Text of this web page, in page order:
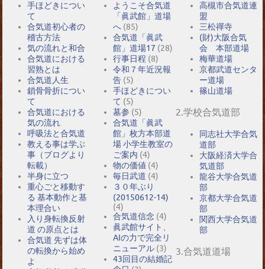
手ほどきについ
て
合気道初心者の
稽古方法
気の流れと和合
合気道における
習熟とは
合気道人生
鎖骨骨折につい
て
合気道における
気の流れ
呼吸法と合気道
教える事は学ぶ
事（ブログより
転載）
半身に立つ
重心ごと移動す
る 基本動作と基
本理合い
入り身転換反射
道 の原点とは
合気道 先ずは体
の転換から始め
よ
ようこそ合気道
「眞武館」道場
へ (85)
合気道「眞武
館」道場17 (28)
行事日程 (8)
令和７年近況報
告 (5)
手ほどきについ
て (5)
墓参 (5)
合気道「眞武
館」枚方本部道
場 小学生教室の
ご案内 (4)
物の価値 (4)
毎日武道 (4)
３０年ぶり
(20150612-14)
(4)
合気道信念 (4)
眞武館サイト、
AIの力で完全リ
ニューアル (3)
43回目の結婚記
高槻市合気道連
盟
三松禪寺
(財)大阪合気
会 本部道場
梅華道場
京都武道センタ
ー道場
篠山道場
2.学校合気道部
同志社大学合気
道部
大阪経済大学合
気道部
龍谷大学合気道
部
京都大学合気道
部
関西大学合気道
部
3.合気道道場